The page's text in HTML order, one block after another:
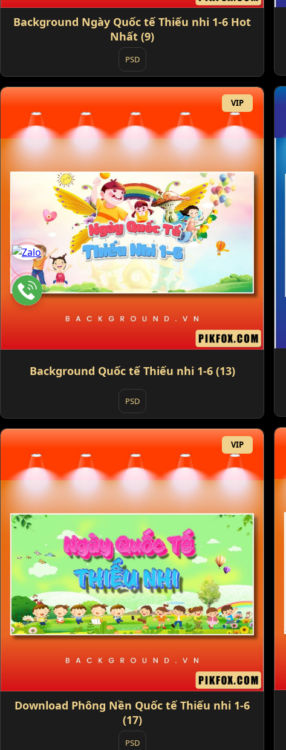
Background Ngày Quốc tế Thiếu nhi 1-6 Hot
Nhất (9)
PSD
VIP
Background Quốc tế Thiếu nhi 1-6 (13)
PSD
VIP
Download Phông Nền Quốc tế Thiếu nhi 1-6
(17)
PSD